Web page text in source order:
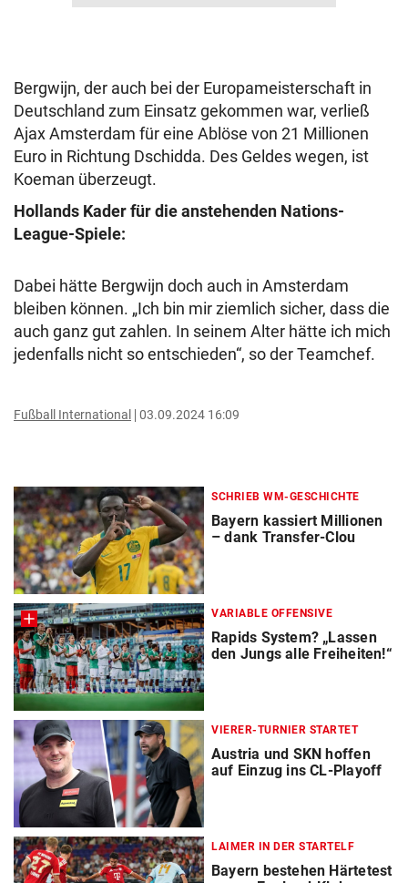
Bergwijn, der auch bei der Europameisterschaft in
Deutschland zum Einsatz gekommen war, verließ
Ajax Amsterdam für eine Ablöse von 21 Millionen
Euro in Richtung Dschidda. Des Geldes wegen, ist
Koeman überzeugt.
Hollands Kader für die anstehenden Nations-
League-Spiele:
Dabei hätte Bergwijn doch auch in Amsterdam
bleiben können. „Ich bin mir ziemlich sicher, dass die
auch ganz gut zahlen. In seinem Alter hätte ich mich
jedenfalls nicht so entschieden“, so der Teamchef.
Fußball International 03.09.2024 16:09
SCHRIEB WM-GESCHICHTE
Bayern kassiert Millionen
– dank Transfer-Clou
VARIABLE OFFENSIVE
Rapids System? „Lassen
den Jungs alle Freiheiten!“
VIERER-TURNIER STARTET
Austria und SKN hoffen
auf Einzug ins CL-Playoff
LAIMER IN DER STARTELF
Bayern bestehen Härtetest